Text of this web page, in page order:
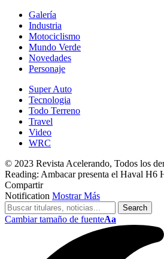
Galería
Industria
Motociclismo
Mundo Verde
Novedades
Personaje
Super Auto
Tecnologia
Todo Terreno
Travel
Video
WRC
© 2023 Revista Acelerando, Todos los
Reading: Ambacar presenta el Haval H6
Compartir
Notification Mostrar Más
Cambiar tamaño de fuenteAa